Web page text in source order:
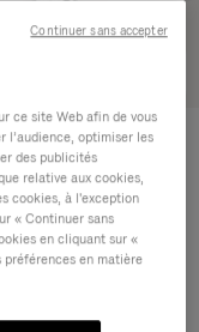
770,00 €
Guide des tailles
ce site Web afin de vous
l’audience, optimiser les
des publicités
relative aux cookies,
cookies, à l'exception
« Continuer sans
en cliquant sur «
en matière
Continuer sans accepter